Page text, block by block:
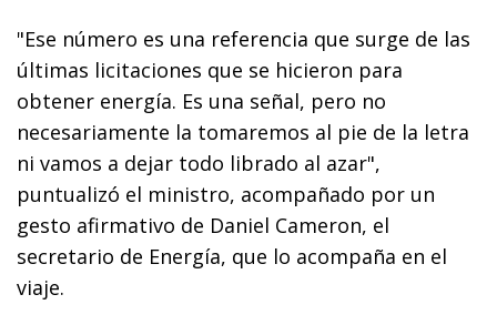
"Ese número es una referencia que surge de las
últimas licitaciones que se hicieron para
obtener energía. Es una señal, pero no
necesariamente la tomaremos al pie de la letra
ni vamos a dejar todo librado al azar",
puntualizó el ministro, acompañado por un
gesto afirmativo de Daniel Cameron, el
secretario de Energía, que lo acompaña en el
viaje.